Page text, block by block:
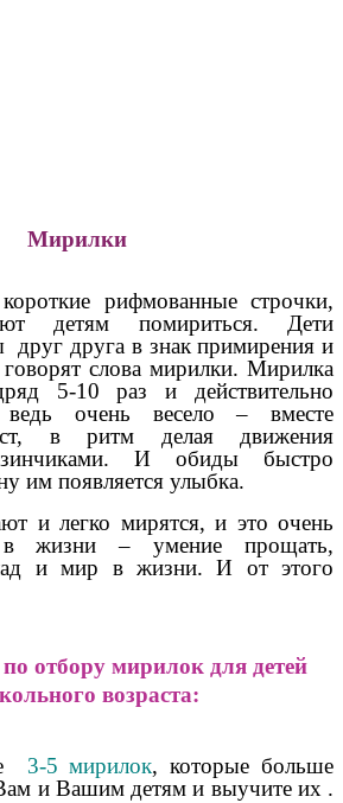
Мирилки
рифмованные строчки,
детям помириться. Дети
друг друга в знак примирения и
слова мирилки. Мирилка
5-10 раз и действительно
очень весело – вместе
в ритм делая движения
И обиды быстро
им появляется улыбка.
и легко мирятся, и это очень
жизни – умение прощать,
лад и мир в жизни. И от этого
отбору мирилок для детей
возраста:
3-5 мирилок, которые больше
и Вашим детям и выучите их .